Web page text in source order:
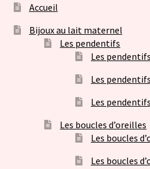
Accueil
Bijoux au lait maternel
Les pendentifs
Les
Les
Les
Les boucles d’oreilles
Les boucles
Les boucles